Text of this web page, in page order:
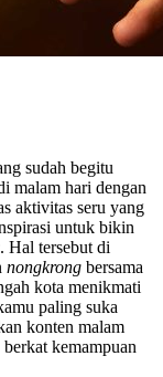
sudah begitu
malam hari dengan
aktivitas seru yang
untuk bikin
. Hal tersebut di
nongkrong bersama
kota menikmati
paling suka
konten malam
kemampuan